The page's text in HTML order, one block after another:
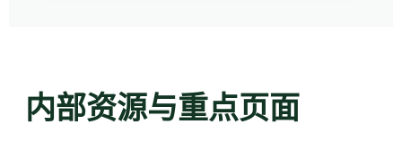
内部资源与重点页面